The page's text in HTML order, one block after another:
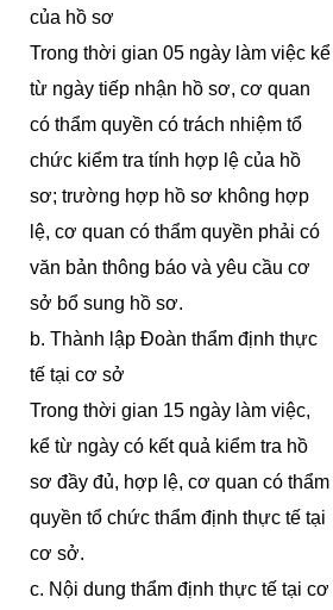
của hồ sơ
Trong thời gian 05 ngày làm việc kể
từ ngày tiếp nhận hồ sơ, cơ quan
có thẩm quyền có trách nhiệm tổ
chức kiểm tra tính hợp lệ của hồ
sơ; trường hợp hồ sơ không hợp
lệ, cơ quan có thẩm quyền phải có
văn bản thông báo và yêu cầu cơ
sở bổ sung hồ sơ.
b. Thành lập Đoàn thẩm định thực
tế tại cơ sở
Trong thời gian 15 ngày làm việc,
kể từ ngày có kết quả kiểm tra hồ
sơ đầy đủ, hợp lệ, cơ quan có thẩm
quyền tổ chức thẩm định thực tế tại
cơ sở.
c. Nội dung thẩm định thực tế tại cơ